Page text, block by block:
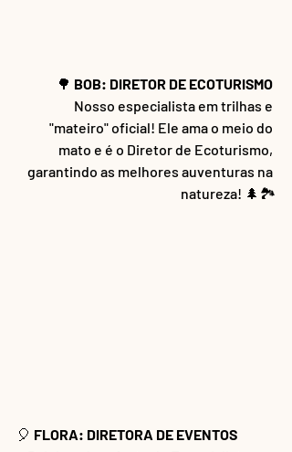
🌳 BOB: DIRETOR DE ECOTURISMO
Nosso especialista em trilhas e
"mateiro" oficial! Ele ama o meio do
mato e é o Diretor de Ecoturismo,
garantindo as melhores auventuras na
natureza! 🌲🏞️
🎈 FLORA: DIRETORA DE EVENTOS